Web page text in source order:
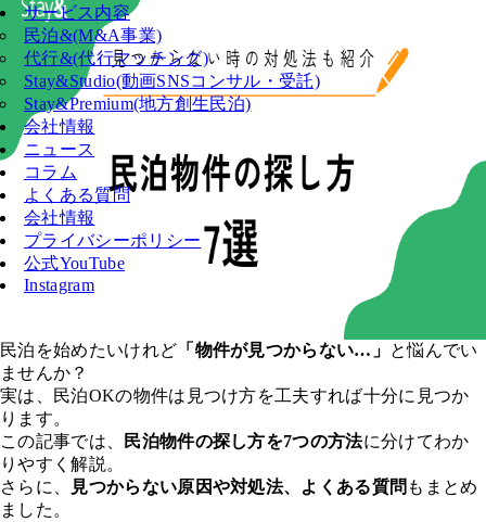
サービス内容
民泊&(M&A事業)
代行&(代行マッチング)
Stay&Studio(動画SNSコンサル・受託)
Stay&Premium(地方創生民泊)
会社情報
ニュース
コラム
よくある質問
会社情報
プライバシーポリシー
公式YouTube
Instagram
民泊を始めたいけれど 「物件が見つからない…」 と悩んでい
ませんか？
実は、民泊OKの物件は見つけ方を工夫すれば十分に見つか
ります。
この記事では、
民泊物件の探し方を7つの方法に分けてわか
りやすく解説。
さらに、
見つからない原因や対処法、よくある質問 もまとめ
ました。